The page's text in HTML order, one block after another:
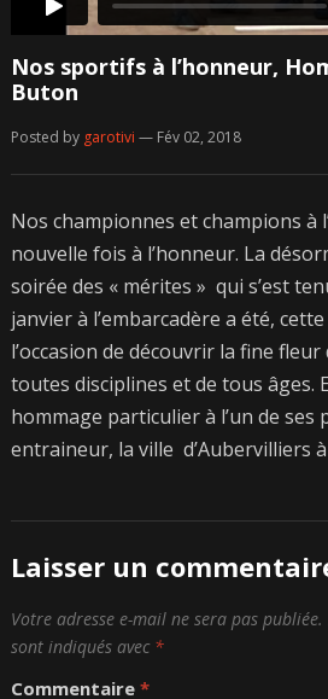
Nos sportifs à l’honneur,
Buton
Posted by garotivi — Fév 02, 2018
Nos championnes et champions à
nouvelle fois à l’honneur. La
soirée des « mérites » qui s’est
janvier à l’embarcadère a été,
l’occasion de découvrir la fine
toutes disciplines et de tous âges.
hommage particulier à l’un de ses
entraineur, la ville d’Aubervilliers
Laisser un
Votre adresse e-mail ne sera pas publiée.
sont indiqués avec *
Commentaire *